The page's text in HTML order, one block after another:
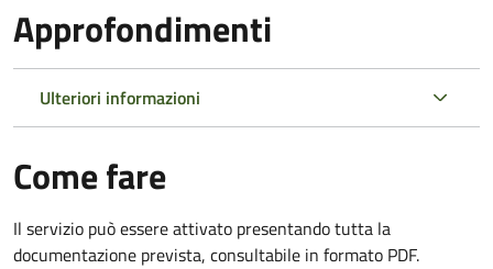
Approfondimenti
Ulteriori informazioni
Come fare
Il servizio può essere attivato presentando tutta la
documentazione prevista, consultabile in formato PDF.